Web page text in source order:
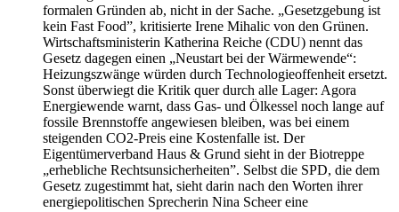
formalen Gründen ab, nicht in der Sache. „Gesetzgebung ist
kein Fast Food”, kritisierte Irene Mihalic von den Grünen.
Wirtschaftsministerin Katherina Reiche (CDU) nennt das
Gesetz dagegen einen „Neustart bei der Wärmewende“:
Heizungszwänge würden durch Technologieoffenheit ersetzt.
Sonst überwiegt die Kritik quer durch alle Lager: Agora
Energiewende warnt, dass Gas- und Ölkessel noch lange auf
fossile Brennstoffe angewiesen bleiben, was bei einem
steigenden CO2-Preis eine Kostenfalle ist. Der
Eigentümerverband Haus & Grund sieht in der Biotreppe
„erhebliche Rechtsunsicherheiten”. Selbst die SPD, die dem
Gesetz zugestimmt hat, sieht darin nach den Worten ihrer
energiepolitischen Sprecherin Nina Scheer eine